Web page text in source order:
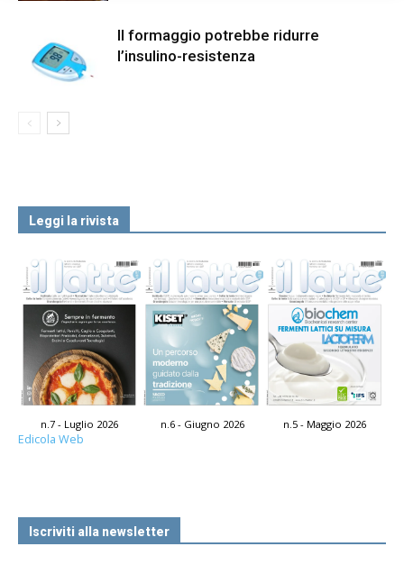
Il formaggio potrebbe ridurre
l’insulino-resistenza
Leggi la rivista
n.7 - Luglio 2026 n.6 - Giugno 2026 n.5 - Maggio 2026
Edicola Web
Iscriviti alla newsletter